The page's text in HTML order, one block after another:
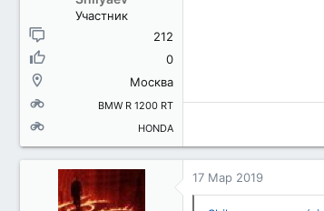
Участник
212
0
Москва
BMW R 1200 RT
HONDA
17 Мар 2019